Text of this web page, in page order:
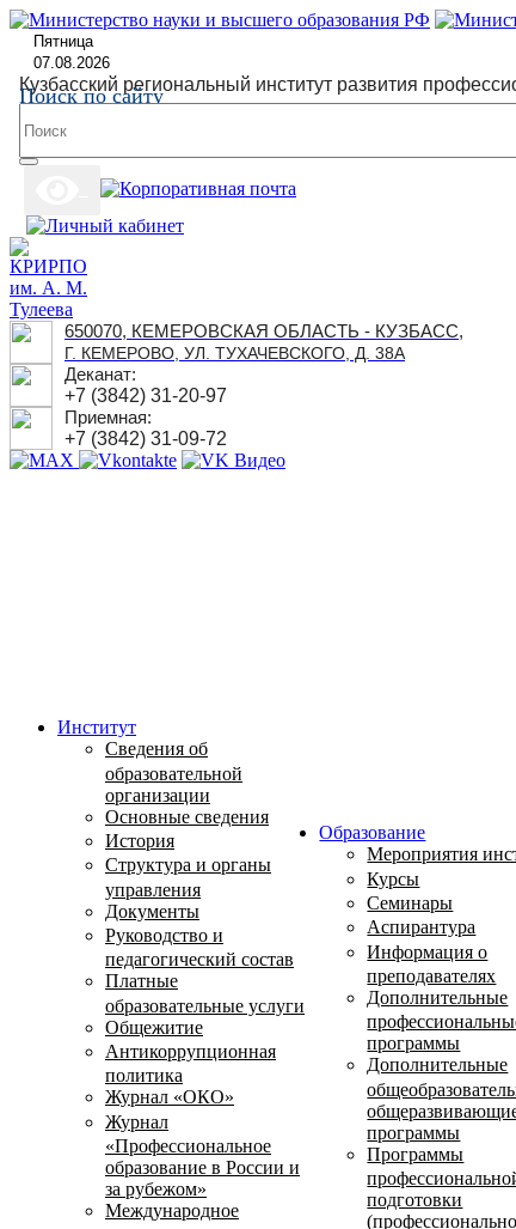
Пятница
07.08.2026
Кузбасский региональный институт развития
Поиск по сайту
650070, КЕМЕРОВСКАЯ ОБЛАСТЬ - КУЗБАСС,
Г. КЕМЕРОВО, УЛ. ТУХАЧЕВСКОГО, Д. 38А
Деканат:
+7 (3842) 31-20-97
Приемная:
+7 (3842) 31-09-72
Институт
Сведения об
образовательной
организации
Основные сведения
История
Структура и органы
управления
Документы
Руководство и
педагогический состав
Платные
образовательные услуги
Общежитие
Антикоррупционная
политика
Журнал «ОКО»
Журнал
«Профессиональное
образование в России и
за рубежом»
Международное
Образование
Мероприятия
Курсы
Семинары
Аспирантура
Информация о
преподавателях
Дополнительные
программы
Дополнительные
программы
Программы
подготовки